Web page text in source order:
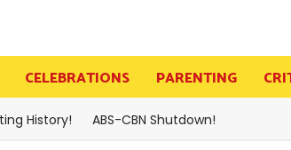
CELEBRATIONS PARENTING
History! ABS-CBN Shutdown!